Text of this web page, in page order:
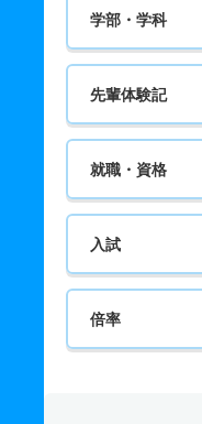
学部・学科
先輩体験記
就職・資格
入試
倍率